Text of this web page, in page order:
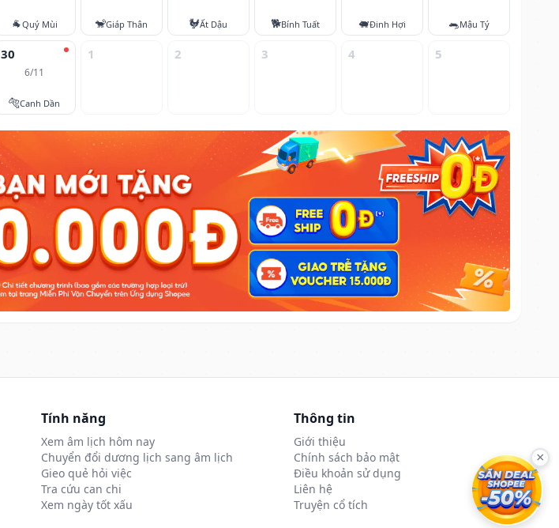
🐐Quý Mùi 🐒Giáp Thân 🐓Ất Dậu 🐕Bính Tuất 🐖Đinh Hợi 🐀Mậu Tý
30
6/11
🐅Canh Dần
1 2 3 4 5
Tính năng
Xem âm lịch hôm nay
Chuyển đổi dương lịch sang âm lịch
Gieo quẻ hỏi việc
Tra cứu can chi
Xem ngày tốt xấu
Thông tin
Giới thiệu
Chính sách bảo mật
Điều khoản sử dụng
Liên hệ
Truyện cổ tích
×